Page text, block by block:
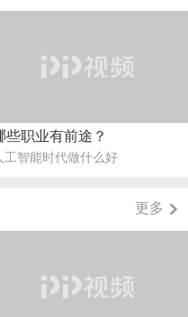
些职业有前途？
工智能时代做什么好
更多